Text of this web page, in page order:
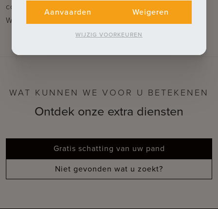
contacteer Wout op 0475 96 59 38 of mail naar
Wout@immax.be.
WAT KUNNEN WE VOOR U BETEKENEN
Ontdek onze extra diensten
Gratis schatting van uw pand
Niet gevonden wat u zoekt?
Aanvaarden Weigeren
WIJZIG VOORKEUREN